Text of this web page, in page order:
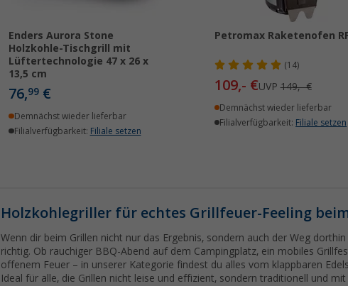
Enders Aurora Stone
Holzkohle-Tischgrill mit
Lüftertechnologie 47 x 26 x
13,5 cm
76,99 €
Demnächst wieder lieferbar
Filialverfügbarkeit: Filiale setzen
Petromax Raketenofen
(14)
109,- €UVP149,- €
Demnächst wieder lieferbar
Filialverfügbarkeit: Filiale setzen
Holzkohlegriller für echtes Grillfeuer-Feeling
Wenn dir beim Grillen nicht nur das Ergebnis, sondern auch der Weg
richtig. Ob rauchiger BBQ-Abend auf dem Campingplatz, ein mobiles
offenem Feuer – in unserer Kategorie findest du alles vom klappbaren
Ideal für alle, die Grillen nicht leise und effizient, sondern traditionell und